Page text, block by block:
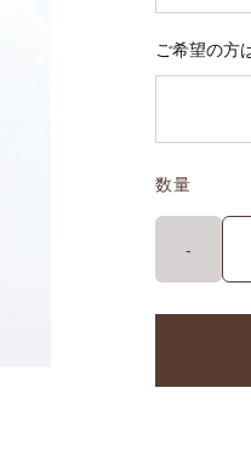
ご希望の方
数量
-